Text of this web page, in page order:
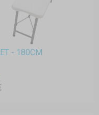
- 180CM